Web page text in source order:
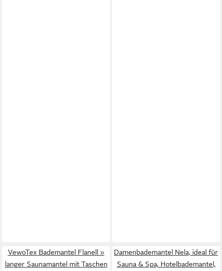
VewoTex Bademantel Flanell »
langer Saunamantel mit Taschen
Damenbademantel Nela, ideal für
Sauna & Spa, Hotelbademantel,